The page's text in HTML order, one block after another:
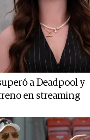
a Deadpool y
en streaming